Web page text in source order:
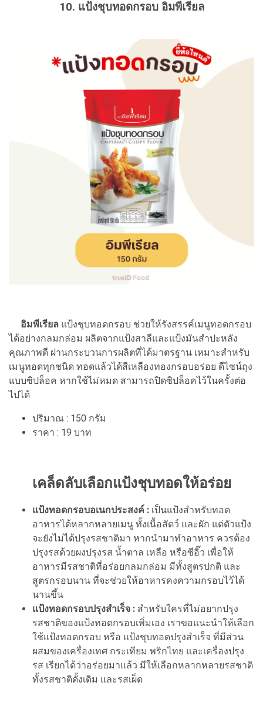
10. แป้งชุบทอดกรอบ อิมพีเรียล
อิมพีเรียล แป้งชุบทอดกรอบ ช่วยให้รังสรรค์เมนูทอดกรอบ
ได้อย่างกลมกล่อม ผลิตจากแป้งสาลีและแป้งมันสำปะหลัง
คุณภาพดี ผ่านกระบวนการผลิตที่ได้มาตรฐาน เหมาะสำหรับ
เมนูทอดทุกชนิด ทอดแล้วได้สีเหลืองทองกรอบอร่อย ดีไซน์ถุง
แบบซิปล็อค หากใช้ไม่หมด สามารถปิดซิปล็อคไว้ในครั้งต่อ
ไปได้
ปริมาณ : 150 กรัม
ราคา : 19 บาท
เคล็ดลับเลือกแป้งชุบทอดให้อร่อย
แป้งทอดกรอบอเนกประสงค์ : เป็นแป้งสำหรับทอด
อาหารได้หลากหลายเมนู ทั้งเนื้อสัตว์ และผัก แต่ตัวแป้ง
จะยังไม่ได้ปรุงรสชาติมา หากนำมาทำอาหาร ควรต้อง
ปรุงรสด้วยผงปรุงรส น้ำตาล เหลือ หรือซีอิ๊ว เพื่อให้
อาหารมีรสชาติที่อร่อยกลมกล่อม มีทั้งสูตรปกติ และ
สูตรกรอบนาน ที่จะช่วยให้อาหารคงความกรอบไว้ได้
นานขึ้น
แป้งทอดกรอบปรุงสำเร็จ : สำหรับใครที่ไม่อยากปรุง
รสชาติของแป้งทอดกรอบเพิ่มเอง เราขอแนะนำให้เลือก
ใช้แป้งทอดกรอบ หรือ แป้งชุบทอดปรุงสำเร็จ ที่มีส่วน
ผสมของเครื่องเทศ กระเทียม พริกไทย และเครื่องปรุง
รส เรียกได้ว่าอร่อยมาแล้ว มีให้เลือกหลากหลายรสชาติ
ทั้งรสชาติดั้งเดิม และรสเผ็ด